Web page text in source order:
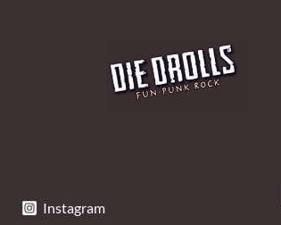
Instagram